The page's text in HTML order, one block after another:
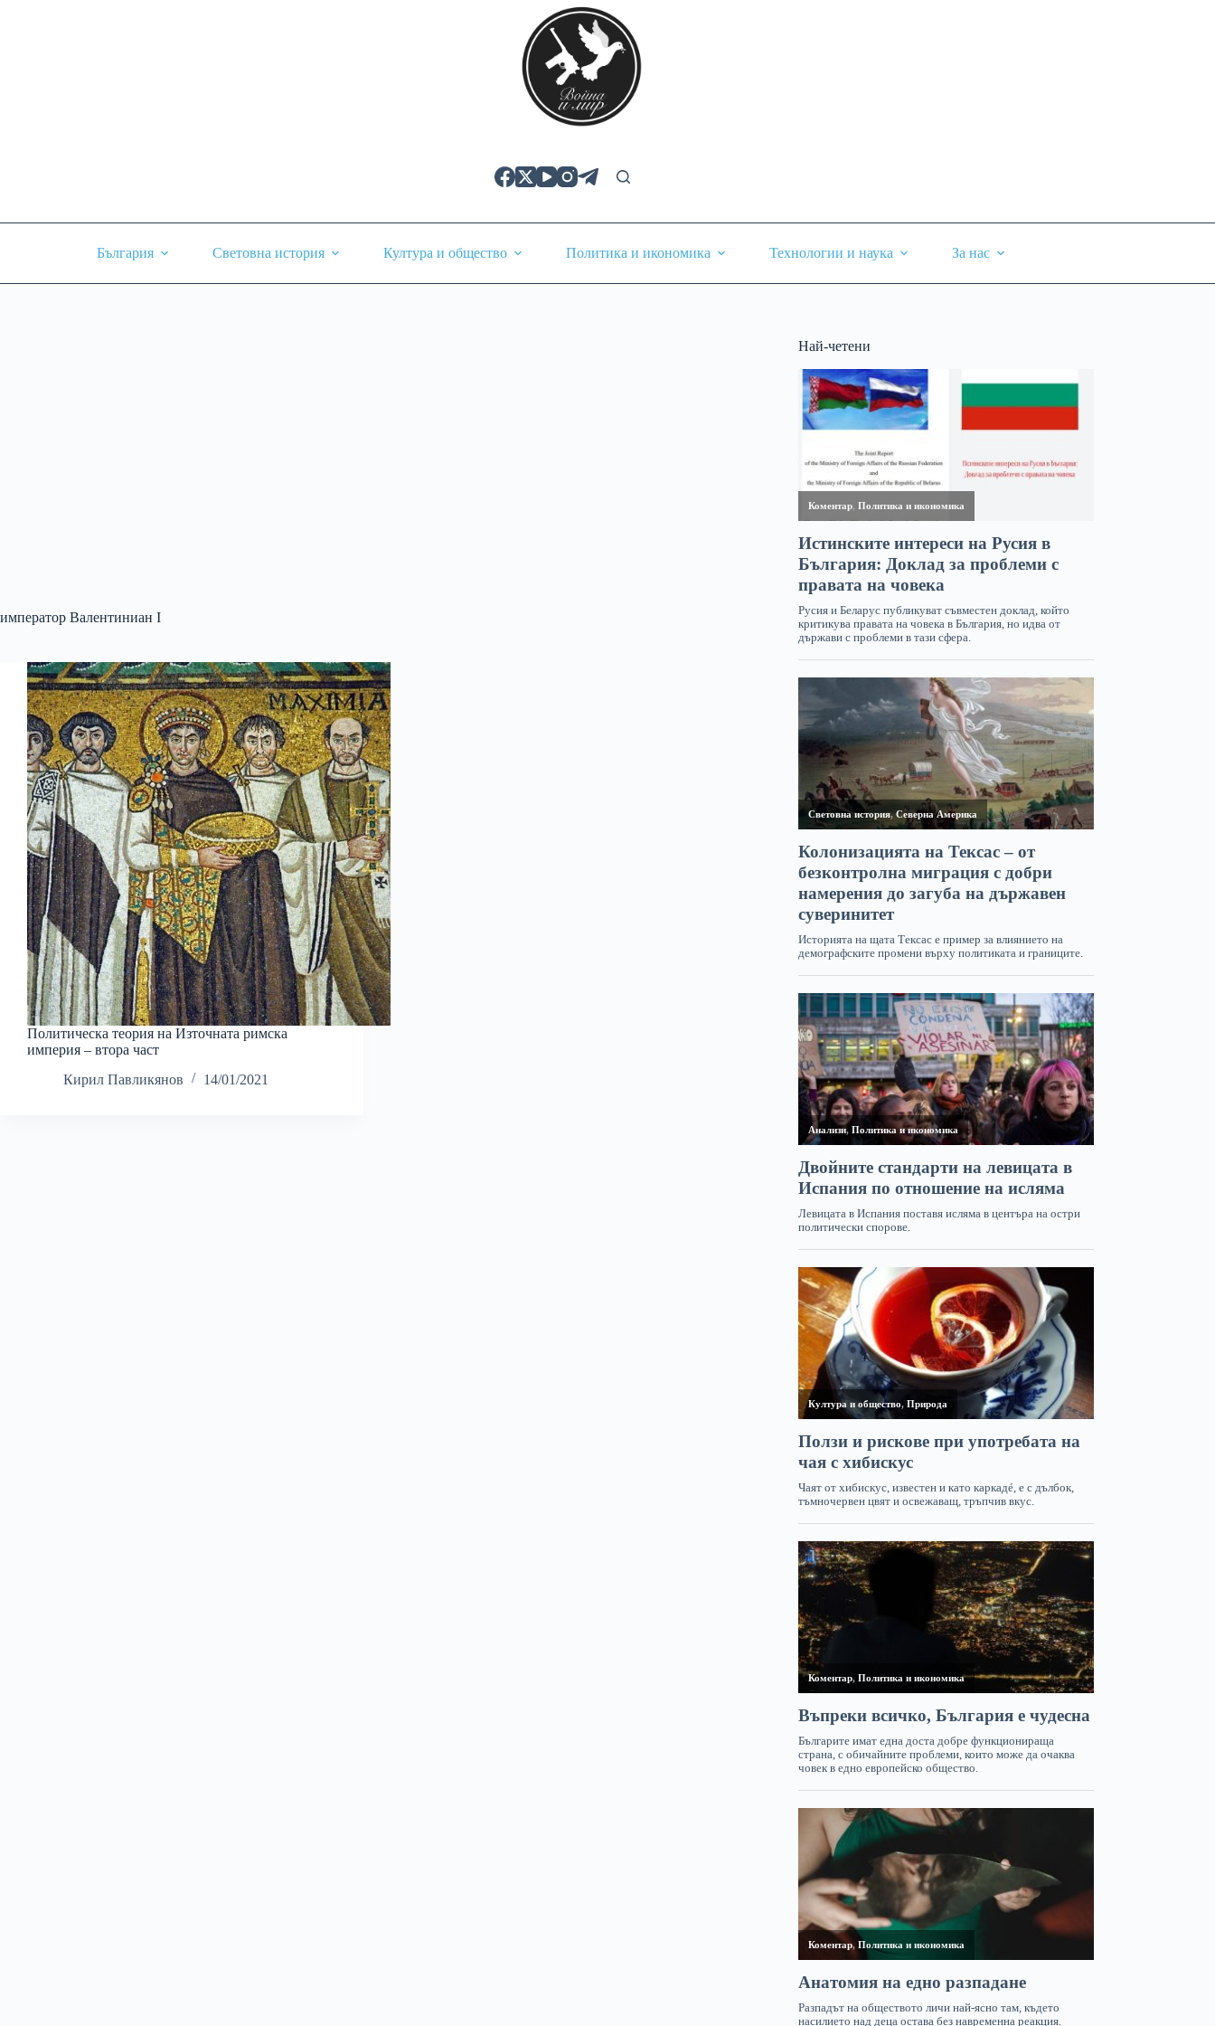
България Световна история Култура и общество Политика и икономика Технологии и наука За нас
император Валентиниан I
Политическа теория на Източната римска
империя – втора част
Кирил Павликянов
14/01/2021
Най-четени